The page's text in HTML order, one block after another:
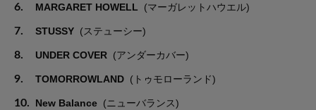
6. MARGARET HOWELL (マーガレットハウエル)
7. STUSSY (ステューシー)
8. UNDER COVER (アンダーカバー)
9. TOMORROWLAND (トゥモローランド)
10. New Balance (ニューバランス)